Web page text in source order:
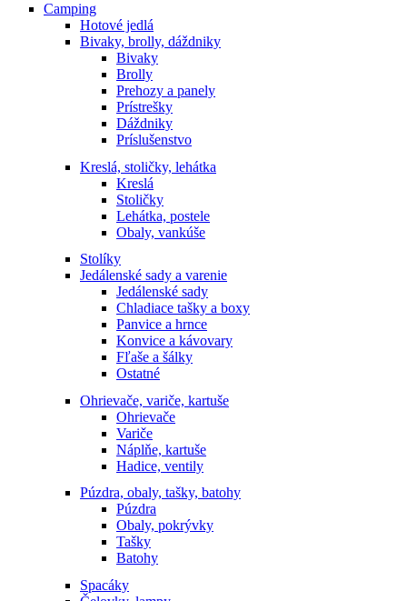
Camping
Hotové jedlá
Bivaky, brolly, dáždniky
Bivaky
Brolly
Prehozy a panely
Prístrešky
Dáždniky
Príslušenstvo
Kreslá, stoličky, lehátka
Kreslá
Stoličky
Lehátka, postele
Obaly, vankúše
Stolíky
Jedálenské sady a varenie
Jedálenské sady
Chladiace tašky a boxy
Panvice a hrnce
Konvice a kávovary
Fľaše a šálky
Ostatné
Ohrievače, variče, kartuše
Ohrievače
Variče
Náplňe, kartuše
Hadice, ventily
Púzdra, obaly, tašky, batohy
Púzdra
Obaly, pokrývky
Tašky
Batohy
Spacáky